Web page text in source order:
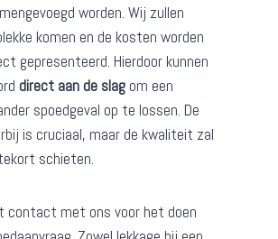
worden. Wij zullen
komen en de kosten worden
gepresenteerd. Hierdoor kunnen
direct aan de slag om een
spoedgeval op te lossen. De
is cruciaal, maar de kwaliteit zal
schieten.
contact met ons voor het doen